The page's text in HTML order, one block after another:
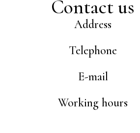
Contact us
Address
Telephone
E-mail
Working hours